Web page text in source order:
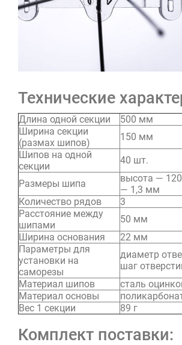
Технические
Длина одной секции
500 мм
Ширина секции
(размах шипов)
150 мм
Шипов на одной
секции
40 шт.
Размеры шипа
высота —
— 1,3 мм
Количество рядов
3
Расстояние между
шипами
50 мм
Ширина основания
22 мм
Параметры для
установки на
саморезы
диаметр
шаг
Материал шипов
сталь
Материал основы
Вес 1 секции
89 г
Комплект поставки: